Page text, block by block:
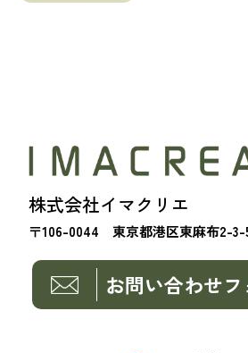
株式会社イマクリエ
〒106-0044 東京都港区東麻布2-3-
お問い合わせ